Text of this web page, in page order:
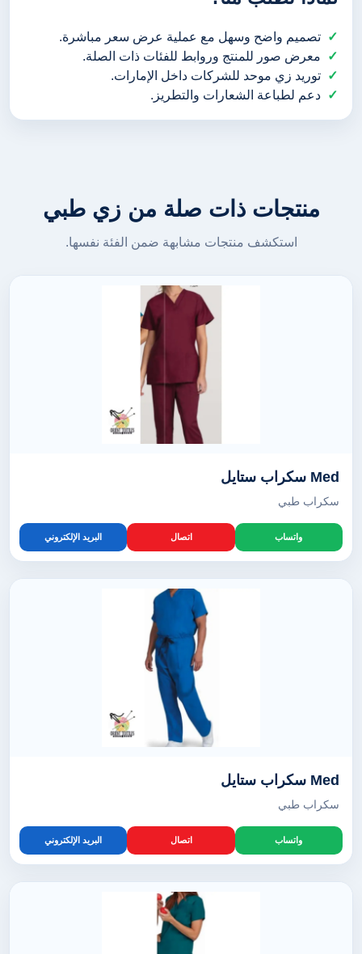
تصميم واضح وسهل مع عملية عرض سعر مباشرة.
معرض صور للمنتج وروابط للفئات ذات الصلة.
توريد زي موحد للشركات داخل الإمارات.
دعم لطباعة الشعارات والتطريز.
منتجات ذات صلة من زي طبي
استكشف منتجات مشابهة ضمن الفئة نفسها.
Med سكراب ستايل
سكراب طبي
واتساب اتصال البريد الإلكتروني
Med سكراب ستايل
سكراب طبي
واتساب اتصال البريد الإلكتروني